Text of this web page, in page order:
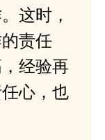
这时，
责任
经验再
心，也